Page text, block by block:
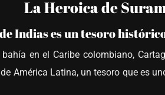
La Heroica de
Indias es un tesoro
en el Caribe colombiano,
América Latina, un tesoro que es